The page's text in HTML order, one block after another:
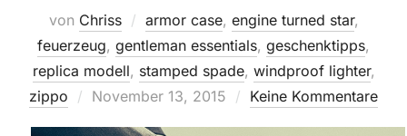
von Chriss armor case, engine turned star,
feuerzeug, gentleman essentials, geschenktipps,
replica modell, stamped spade, windproof lighter,
zippo
Veröffentlicht
November 13, 2015 Keine Kommentare